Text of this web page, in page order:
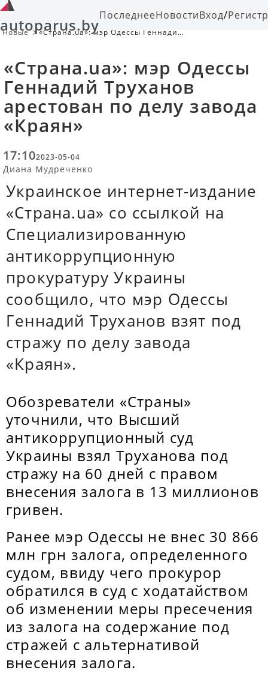
autoparus.byПоследнееНовостиВход/
Новые
«Страна.ua»: мэр Одессы Геннадий
«Страна.ua»: мэр Одессы
Геннадий Труханов
арестован по делу завода
«Краян»
17:102023-05-04
Диана Мудреченко
Украинское интернет-издание
«Страна.ua» со ссылкой на
Специализированную
антикоррупционную
прокуратуру Украины
сообщило, что мэр Одессы
Геннадий Труханов взят под
стражу по делу завода
«Краян».
Обозреватели «Страны»
уточнили, что Высший
антикоррупционный суд
Украины взял Труханова под
стражу на 60 дней с правом
внесения залога в 13 миллионов
гривен.
Ранее мэр Одессы не внес 30 866
млн грн залога, определенного
судом, ввиду чего прокурор
обратился в суд с ходатайством
об изменении меры пресечения
из залога на содержание под
стражей с альтернативой
внесения залога.